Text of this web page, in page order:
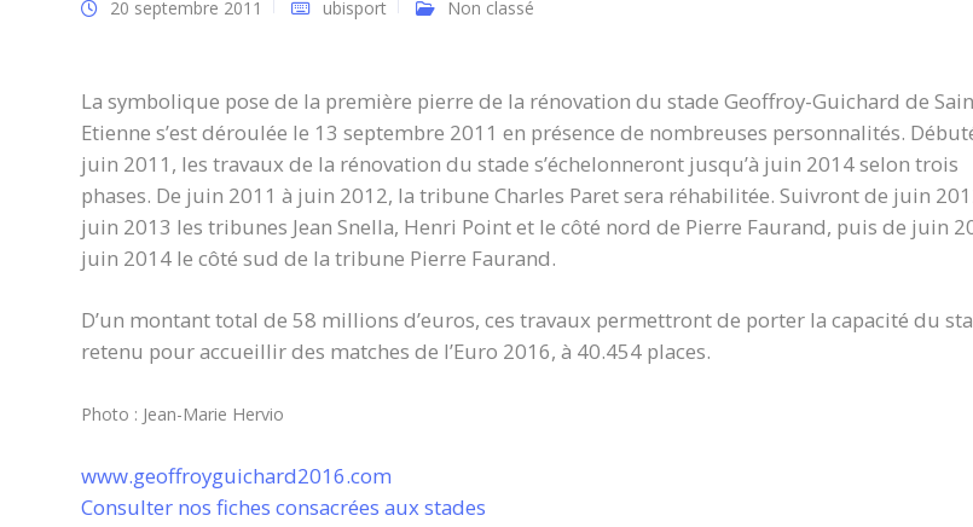
20 septembre 2011 ubisport Non classé
La symbolique pose de la première pierre de la rénovation du stade Geoffroy-Guichard de
Etienne s’est déroulée le 13 septembre 2011 en présence de nombreuses personnalités.
juin 2011, les travaux de la rénovation du stade s’échelonneront jusqu’à juin 2014 selon trois
phases. De juin 2011 à juin 2012, la tribune Charles Paret sera réhabilitée. Suivront de juin
juin 2013 les tribunes Jean Snella, Henri Point et le côté nord de Pierre Faurand, puis de juin
juin 2014 le côté sud de la tribune Pierre Faurand.
D’un montant total de 58 millions d’euros, ces travaux permettront de porter la capacité du
retenu pour accueillir des matches de l’Euro 2016, à 40.454 places.
Photo : Jean-Marie Hervio
www.geoffroyguichard2016.com
Consulter nos fiches consacrées aux stades